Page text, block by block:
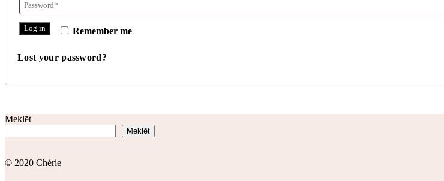
Remember me
Log in
Lost your password?
Meklēt
Meklēt
© 2020 Chérie